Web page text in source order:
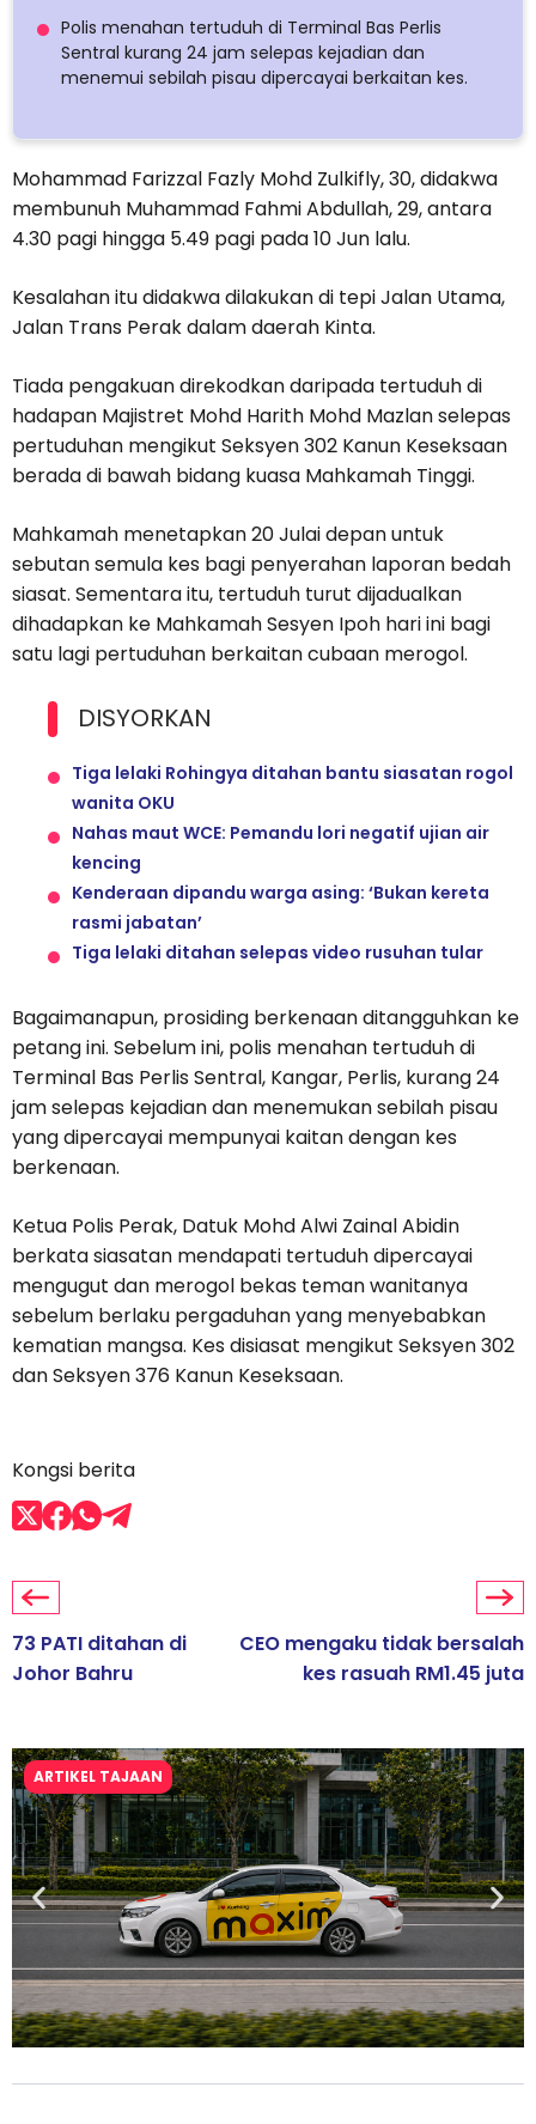
Polis menahan tertuduh di Terminal Bas Perlis
Sentral kurang 24 jam selepas kejadian dan
menemui sebilah pisau dipercayai berkaitan kes.
Mohammad Farizzal Fazly Mohd Zulkifly, 30, didakwa
membunuh Muhammad Fahmi Abdullah, 29, antara
4.30 pagi hingga 5.49 pagi pada 10 Jun lalu.
Kesalahan itu didakwa dilakukan di tepi Jalan Utama,
Jalan Trans Perak dalam daerah Kinta.
Tiada pengakuan direkodkan daripada tertuduh di
hadapan Majistret Mohd Harith Mohd Mazlan selepas
pertuduhan mengikut Seksyen 302 Kanun Keseksaan
berada di bawah bidang kuasa Mahkamah Tinggi.
Mahkamah menetapkan 20 Julai depan untuk
sebutan semula kes bagi penyerahan laporan bedah
siasat. Sementara itu, tertuduh turut dijadualkan
dihadapkan ke Mahkamah Sesyen Ipoh hari ini bagi
satu lagi pertuduhan berkaitan cubaan merogol.
DISYORKAN
Tiga lelaki Rohingya ditahan bantu siasatan rogol
wanita OKU
Nahas maut WCE: Pemandu lori negatif ujian air
kencing
Kenderaan dipandu warga asing: ‘Bukan kereta
rasmi jabatan’
Tiga lelaki ditahan selepas video rusuhan tular
Bagaimanapun, prosiding berkenaan ditangguhkan ke
petang ini. Sebelum ini, polis menahan tertuduh di
Terminal Bas Perlis Sentral, Kangar, Perlis, kurang 24
jam selepas kejadian dan menemukan sebilah pisau
yang dipercayai mempunyai kaitan dengan kes
berkenaan.
Ketua Polis Perak, Datuk Mohd Alwi Zainal Abidin
berkata siasatan mendapati tertuduh dipercayai
mengugut dan merogol bekas teman wanitanya
sebelum berlaku pergaduhan yang menyebabkan
kematian mangsa. Kes disiasat mengikut Seksyen 302
dan Seksyen 376 Kanun Keseksaan.
Kongsi berita
73 PATI ditahan di
Johor Bahru
CEO mengaku tidak bersalah
kes rasuah RM1.45 juta
ARTIKEL TAJAAN